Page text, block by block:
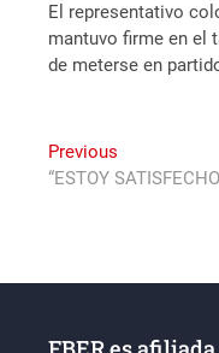
El representativo
mantuvo firme en el
de meterse en
Navegación
de
Previous
post:
“ESTOY